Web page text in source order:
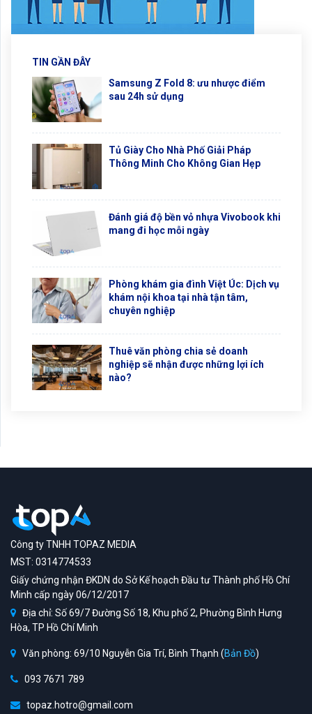
TIN GẦN ĐÂY
Samsung Z Fold 8: ưu nhược điểm
sau 24h sử dụng
Tủ Giày Cho Nhà Phố Giải Pháp
Thông Minh Cho Không Gian Hẹp
Đánh giá độ bền vỏ nhựa Vivobook khi
mang đi học mỗi ngày
Phòng khám gia đình Việt Úc: Dịch vụ
khám nội khoa tại nhà tận tâm,
chuyên nghiệp
Thuê văn phòng chia sẻ doanh
nghiệp sẽ nhận được những lợi ích
nào?
Công ty TNHH TOPAZ MEDIA
MST: 0314774533
Giấy chứng nhận ĐKDN do Sở Kế hoạch Đầu tư Thành phố Hồ Chí
Minh cấp ngày 06/12/2017
Địa chỉ: Số 69/7 Đường Số 18, Khu phố 2, Phường Bình Hưng
Hòa, TP Hồ Chí Minh
Văn phòng: 69/10 Nguyễn Gia Trí, Bình Thạnh (Bản Đồ)
093 7671 789
topaz.hotro@gmail.com